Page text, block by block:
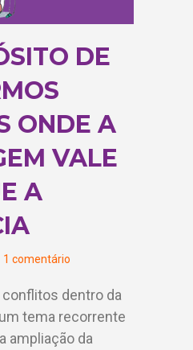
DE
ONDE A
VALE
A
1 comentário
dentro da
tema recorrente
ampliação da